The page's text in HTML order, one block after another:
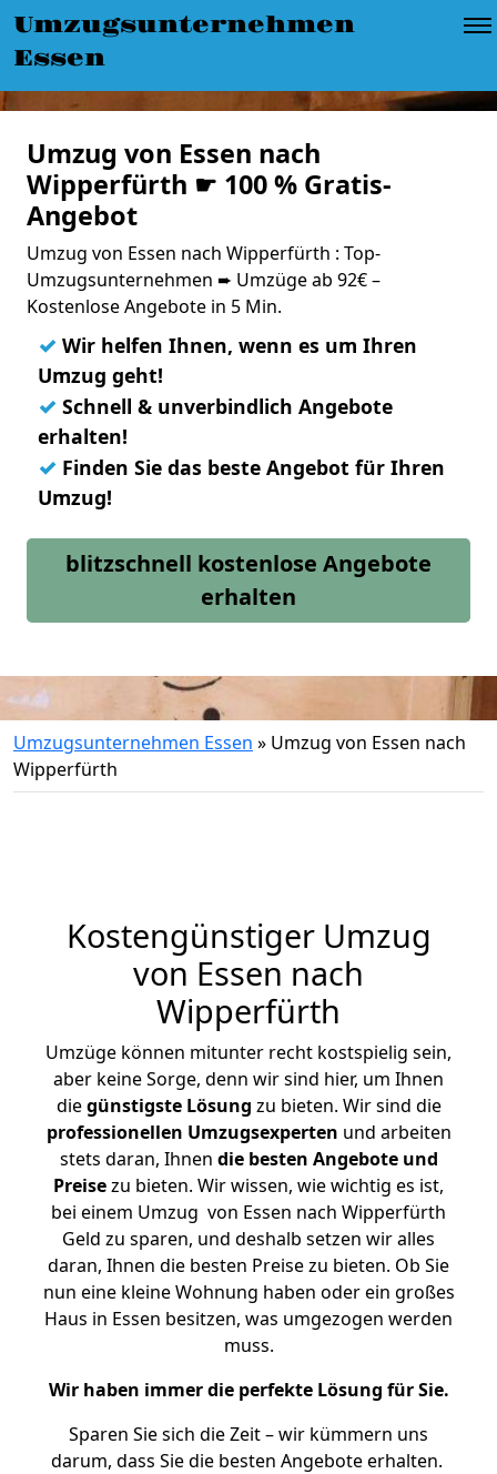
Umzugsunternehmen
Essen
Umzug von Essen nach
Wipperfürth ☛ 100 % Gratis-
Angebot
Umzug von Essen nach Wipperfürth : Top-
Umzugsunternehmen ➨ Umzüge ab 92€ –
Kostenlose Angebote in 5 Min.
✓ Wir helfen Ihnen, wenn es um Ihren
Umzug geht!
✓ Schnell & unverbindlich Angebote
erhalten!
✓ Finden Sie das beste Angebot für Ihren
Umzug!
blitzschnell kostenlose Angebote
erhalten
Umzugsunternehmen Essen » Umzug von Essen nach
Wipperfürth
Kostengünstiger Umzug
von Essen nach
Wipperfürth
Umzüge können mitunter recht kostspielig sein,
aber keine Sorge, denn wir sind hier, um Ihnen
diegünstigste Lösung zu bieten. Wir sind die
professionellen Umzugsexperten und arbeiten
stets daran, Ihnen die besten Angebote und
Preisezu bieten. Wir wissen, wie wichtig es ist,
bei einem Umzug von Essen nach Wipperfürth
Geld zu sparen, und deshalb setzen wir alles
daran, Ihnen die besten Preise zu bieten. Ob Sie
nun eine kleine Wohnung haben oder ein großes
Haus in Essen besitzen, was umgezogen werden
muss.
Wir haben immer die perfekte Lösung für Sie.
Sparen Sie sich die Zeit – wir kümmern uns
darum, dass Sie die besten Angebote erhalten.